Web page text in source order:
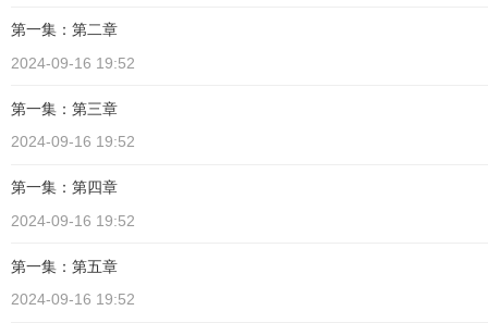
第一集：第二章
2024-09-16 19:52
第一集：第三章
2024-09-16 19:52
第一集：第四章
2024-09-16 19:52
第一集：第五章
2024-09-16 19:52